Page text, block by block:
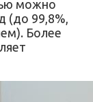
можно
(до 99,8%,
Более